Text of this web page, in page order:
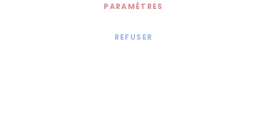
PARAMÈTRES
REFUSER